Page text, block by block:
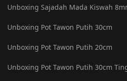
Unboxing Sajadah Mada Kiswah
Unboxing Pot Tawon Putih 30cm
Unboxing Pot Tawon Putih 20cm
Unboxing Pot Tawon Putih 30cm